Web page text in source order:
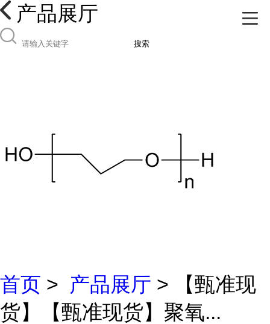
产品展厅
搜索
首页 > 产品展厅 > 【甄准现
货】【甄准现货】聚氧...